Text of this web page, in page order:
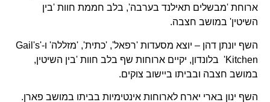
ארוחת 'מבשלים תאילנד בערבה', בלב חממת חוות 'בין
השיטין' במושב חצבה.
השף יונתן דהן – יוצא מסעדות 'רפאל', 'כתית', 'מזללה' ו-'Gail's
Kitchen' בלונדון, יקיים ארוחות שף בלב חוות 'בין השיטין,
במושב חצבה ובביתו ביישוב צוקים.
השף ינון בארי יארח לארוחות אינטימיות בביתו במושב פארן.